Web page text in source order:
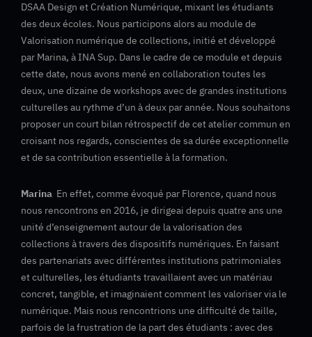
DSAA Design et Création Numérique, mixant les étudiants
des deux écoles. Nous participons alors au module de
Valorisation numérique de collections, initié et développé
par Marina, à INA Sup. Dans le cadre de ce module et depuis
cette date, nous avons mené en collaboration toutes les
deux, une dizaine de workshops avec de grandes institutions
culturelles au rythme d’un à deux par année. Nous souhaitons
proposer un court bilan rétrospectif de cet atelier commun en
croisant nos regards, conscientes de sa durée exceptionnelle
et de sa contribution essentielle à la formation.
Marina En effet, comme évoqué par Florence, quand nous
nous rencontrons en 2016, je dirigeai depuis quatre ans une
unité d’enseignement autour de la valorisation des
collections à travers des dispositifs numériques. En faisant
des partenariats avec différentes institutions patrimoniales
et culturelles, les étudiants travaillaient avec un matériau
concret, tangible, et imaginaient comment les valoriser via le
numérique. Mais nous rencontrions une difficulté de taille,
parfois de la frustration de la part des étudiants : avec des